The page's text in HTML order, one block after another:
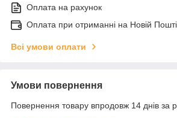
Оплата на рахунок
Оплата при отриманні на Новій Пошті
Всі умови оплати
Умови повернення
Повернення товару впродовж 14 днів за